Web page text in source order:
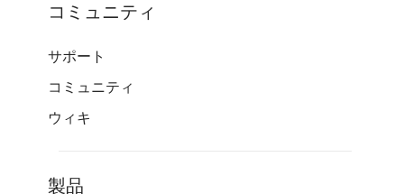
コミュニティ
サポート
コミュニティ
ウィキ
製品